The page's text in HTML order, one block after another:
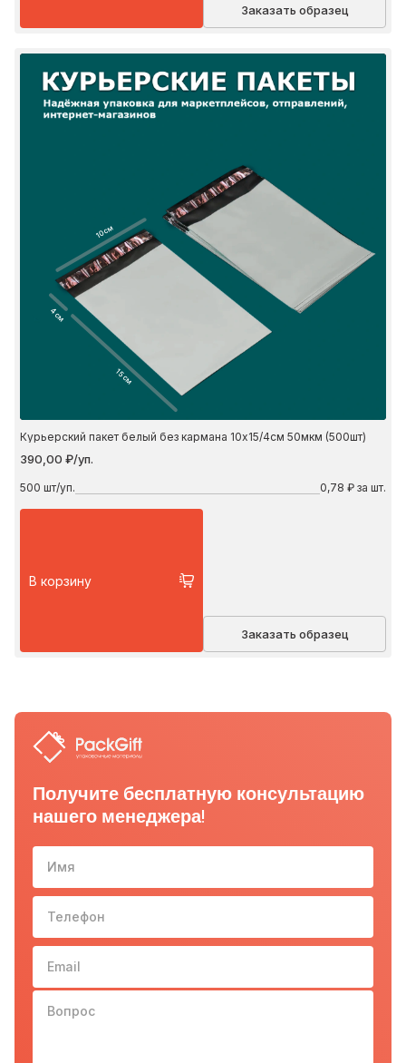
Заказать образец
10 см
4 см
15 см
Курьерский пакет белый без кармана 10х15/4см 50мкм (500шт)
390,00 ₽/уп.
500 шт/уп. 0,78 ₽ за шт.
В корзину
Заказать образец
Получите бесплатную консультацию
нашего менеджера!
Имя
Телефон 10-
Email
Вопрос